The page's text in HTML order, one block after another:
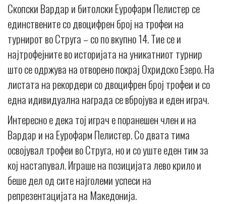
Скопски Вардар и битолски Еурофарм Пелистер се
единствените со двоцифрен број на трофеи на
турнирот во Струга – со по вкупно 14. Тие се и
најтрофејните во историјата на уникатниот турнир
што се одржува на отворено покрај Охридско Езеро. На
листата на рекордери со двоцифрен број трофеи и со
една идивидуална награда се вбројува и еден играч.
Интересно е дека тој играч е поранешен член и на
Вардар и на Еурофарм Пелистер. Со двата тима
освојувал трофеи во Струга, но и со уште еден тим за
кој настапувал. Играше на позицијата лево крило и
беше дел од сите најголеми успеси на
репрезентацијата на Македонија.